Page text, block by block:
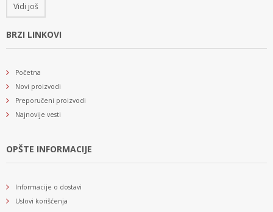
Vidi još
BRZI LINKOVI
Početna
Novi proizvodi
Preporučeni proizvodi
Najnovije vesti
OPŠTE INFORMACIJE
Informacije o dostavi
Uslovi korišćenja